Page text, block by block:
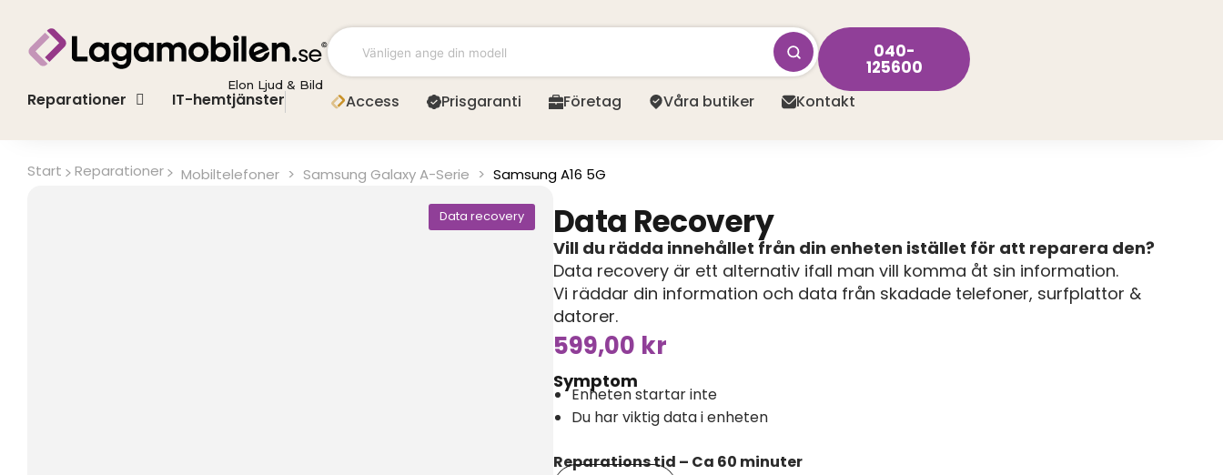
innehåll
Elon Ljud & Bild
040-
125600
Reparationer IT-hemtjänster Access Prisgaranti Företag Våra butiker Kontakt
Start Reparationer Mobiltelefoner > Samsung Galaxy A-Serie > Samsung A16 5G
Data recovery Data Recovery
Vill du rädda innehållet från din enheten istället för att reparera den?
Data recovery är ett alternativ ifall man vill komma åt sin information.
Vi räddar din information och data från skadade telefoner, surfplattor &
datorer.
599,00 kr
Symptom
Enheten startar inte
Du har viktig data i enheten
Reparations tid – Ca 60 minuter